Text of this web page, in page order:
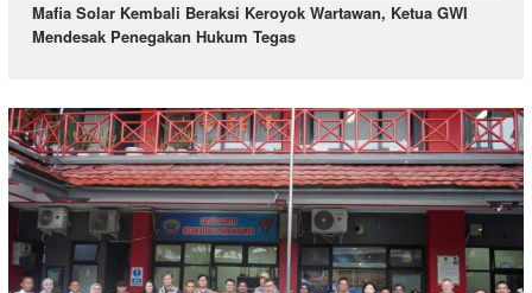
Mafia Solar Kembali Beraksi Keroyok Wartawan, Ketua GWI
Mendesak Penegakan Hukum Tegas